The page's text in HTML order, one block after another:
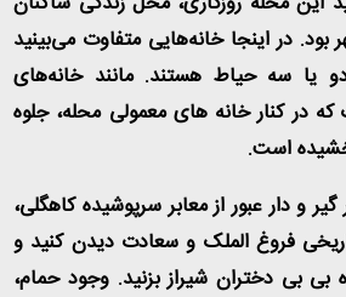
در اینجا خانه‌هایی متفاوت می‌بینید
یا سه حیاط هستند. مانند خانه‌های
که در کنار خانه های معمولی محله، جلوه
است.
و دار عبور از معابر سرپوشیده کاهگلی،
فروغ الملک و سعادت دیدن کنید و
بی بی دختران شیراز بزنید. وجود حمام،